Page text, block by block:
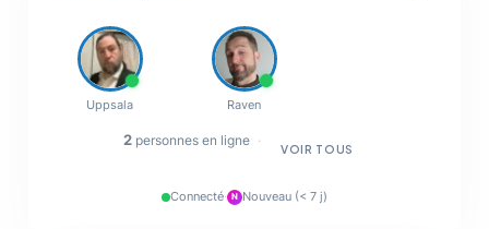
Uppsala Raven
2personnes en ligne ·
VOIR TOUS
Connecté· N Nouveau (< 7 j)
🔥
✨